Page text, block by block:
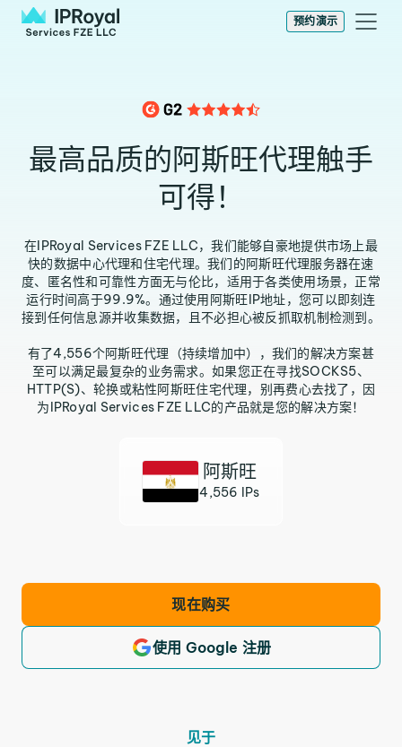
预约演示
最高品质的阿斯旺代理触手
可得！
在IPRoyal Services FZE LLC，我们能够自豪地提供市场上最
快的数据中心代理和住宅代理。我们的阿斯旺代理服务器在速
度、匿名性和可靠性方面无与伦比，适用于各类使用场景，正常
运行时间高于99.9%。通过使用阿斯旺IP地址，您可以即刻连
接到任何信息源并收集数据，且不必担心被反抓取机制检测到。
有了4,556个阿斯旺代理（持续增加中），我们的解决方案甚
至可以满足最复杂的业务需求。如果您正在寻找SOCKS5、
HTTP(S)、轮换或粘性阿斯旺住宅代理，别再费心去找了，因
为IPRoyal Services FZE LLC的产品就是您的解决方案！
阿斯旺
4,556 IPs
现在购买
使用 Google 注册
见于